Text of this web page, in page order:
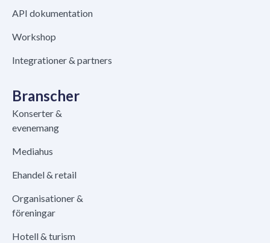
API dokumentation
Workshop
Integrationer & partners
Branscher
Konserter &
evenemang
Mediahus
Ehandel & retail
Organisationer &
föreningar
Hotell & turism